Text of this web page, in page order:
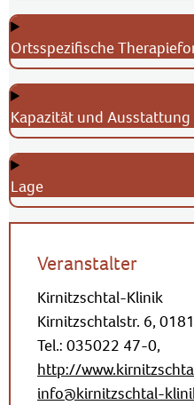
Ortsspezifische
Kapazität und Ausstattung
Lage
Veranstalter
Kirnitzschtal-Klinik
Kirnitzschtalstr. 6,
Tel.: 035022 47-0,
http://
info@kirnitzschtal-